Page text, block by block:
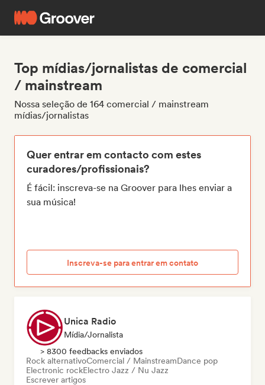
Top mídias/jornalistas de comercial
/ mainstream
Nossa seleção de 164 comercial / mainstream
mídias/jornalistas
Quer entrar em contacto com estes
curadores/profissionais?
É fácil: inscreva-se na Groover para lhes enviar a
sua música!
Inscreva-se para entrar em contato
Unica Radio
Mídia/Jornalista
> 8300 feedbacks enviados
Rock alternativoComercial / MainstreamDance pop
Electronic rockElectro Jazz / Nu Jazz
Escrever artigos